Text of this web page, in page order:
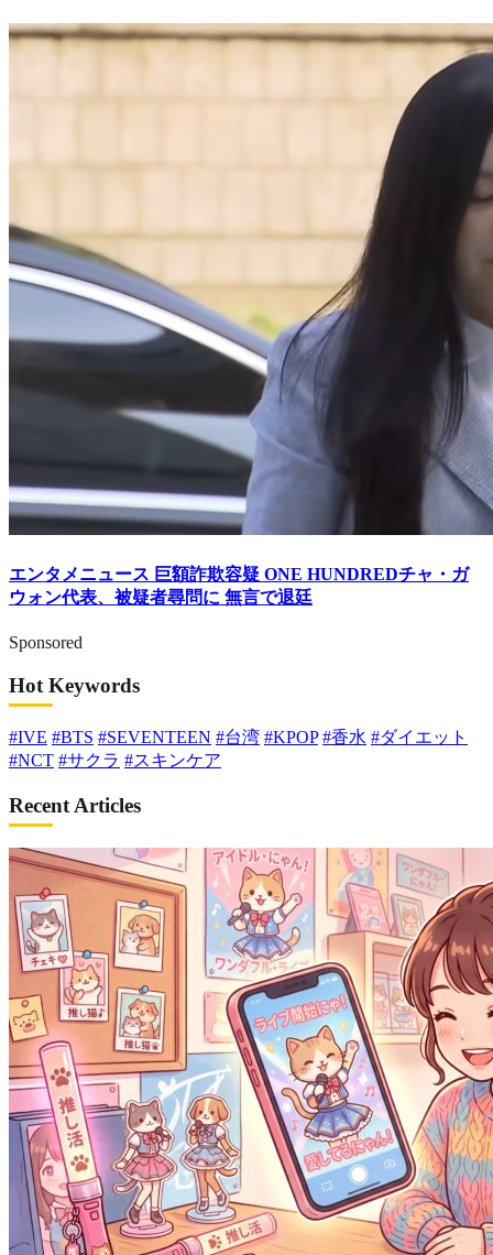
エンタメニュース 巨額詐欺容疑 ONE HUNDREDチャ・ガ
ウォン代表、被疑者尋問に 無言で退廷
Sponsored
Hot Keywords
#IVE #BTS #SEVENTEEN #台湾 #KPOP #香水 #ダイエット
#NCT #サクラ #スキンケア
Recent Articles